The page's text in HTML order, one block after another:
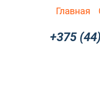
Главная
+375